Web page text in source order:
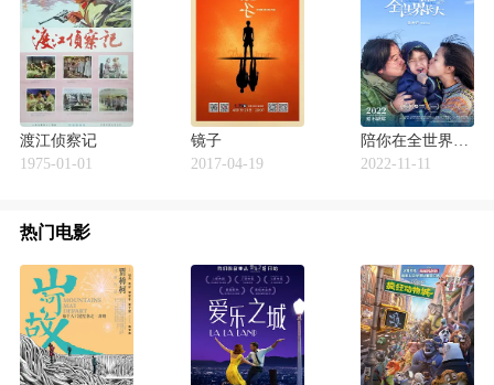
渡江侦察记
1975-01-01
镜子
2017-04-19
陪你在全世界长大
2022-11-11
热门电影